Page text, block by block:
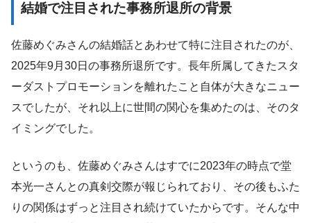
結婚で注目された事務所退所の背景
佐藤めぐみさんの結婚話とあわせて特に注目されたのが、
2025年9月30日の事務所退所です。長年所属してきたスタ
ーダストプロモーションを離れたこと自体が大きなニュー
スでしたが、それ以上に世間の関心を集めたのは、そのタ
イミングでした。
というのも、佐藤めぐみさんはすでに2023年の時点で堂
本光一さんとの真剣交際が報じられており、その後もふた
りの関係はずっと注目され続けていたからです。そんな中